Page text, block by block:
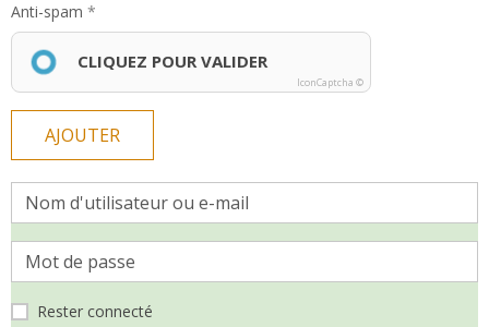
Anti-spam
CLIQUEZ POUR VALIDER
IconCaptcha ©
AJOUTER
Rester connecté